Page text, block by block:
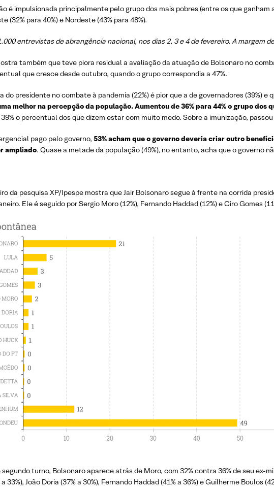
é impulsionada principalmente pelo grupo dos mais pobres (entre os que
(32% para 40%) e Nordeste (43% para 48%).
entrevistas de abrangência nacional, nos dias 2, 3 e 4 de fevereiro. A margem
também que teve piora residual a avaliação da atuação de Bolsonaro no
que cresce desde outubro, quando o grupo correspondia a 47%.
do presidente no combate à pandemia (22%) é pior que a de governadores (39%) e
melhor na percepção da população. Aumentou de 36% para 44% o grupo dos
o percentual dos que dizem estar com muito medo. Sobre a imunização,
pago pelo governo, 53% acham que o governo deveria criar outro
ampliado. Quase a metade da população (49%), no entanto, acha que o governo
da pesquisa XP/Ipespe mostra que Jair Bolsonaro segue à frente na corrida
Ele é seguido por Sergio Moro (12%), Fernando Haddad (12%) e Ciro Gomes
turno, Bolsonaro aparece atrás de Moro, com 32% contra 36% de seu ex-
33%), João Doria (37% a 30%), Fernando Haddad (41% a 36%) e Guilherme